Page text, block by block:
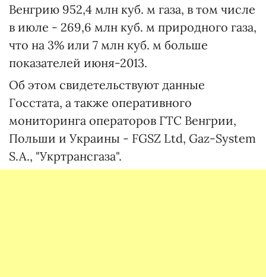
Венгрию 952,4 млн куб. м газа, в том числе
в июле - 269,6 млн куб. м природного газа,
что на 3% или 7 млн куб. м больше
показателей июня-2013.
Об этом свидетельствуют данные
Госстата, а также оперативного
мониторинга операторов ГТС Венгрии,
Польши и Украины - FGSZ Ltd, Gaz-System
S.A., "Укртрансгаза".